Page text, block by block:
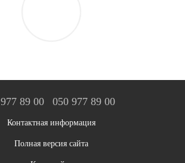
89 00 050 977 89 00
Контактная информация
Полная версия сайта